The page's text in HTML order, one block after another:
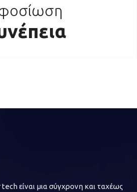
είναι μια σύγχρονη και ταχέως